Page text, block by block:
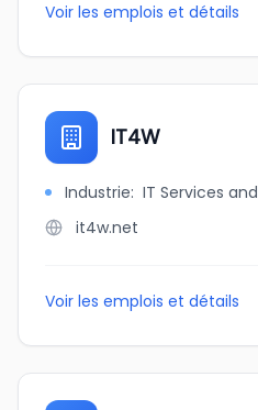
Voir les emplois et détails
IT4W
Industrie: IT Services
it4w.net
Voir les emplois et détails